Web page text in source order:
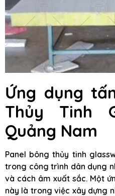
Ứng dụng
Thủy Tinh
Quảng Nam
Panel bông thủy tinh
trong công trình dân dụng
và cách âm xuất sắc. Một
này là trong việc xây dựng